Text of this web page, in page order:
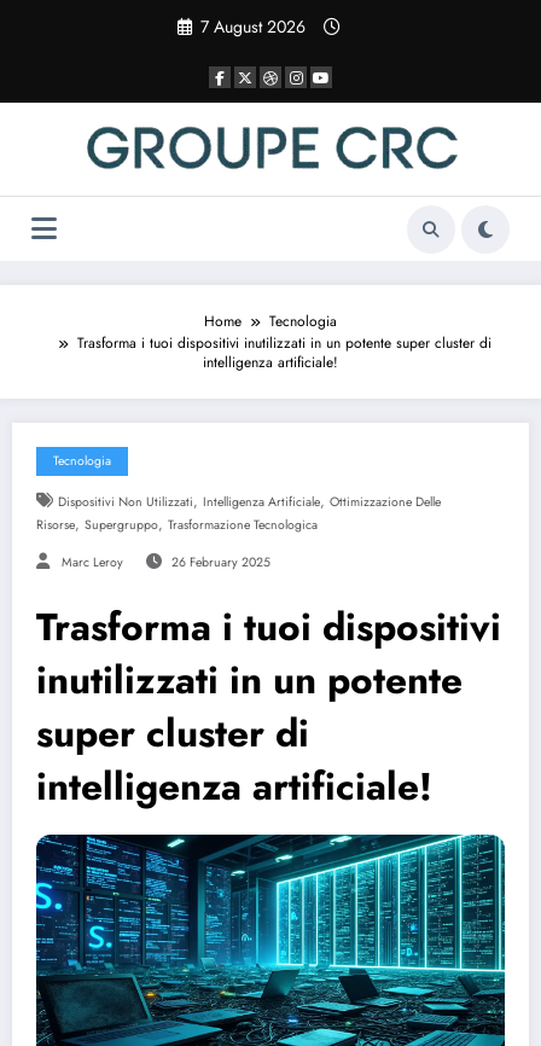
7 August 2026
Home
Tecnologia
Trasforma i tuoi dispositivi inutilizzati in un potente super cluster di
intelligenza artificiale!
Tecnologia
Dispositivi Non Utilizzati, Intelligenza Artificiale, Ottimizzazione Delle
Risorse, Supergruppo, Trasformazione Tecnologica
Marc Leroy 26 February 2025
Trasforma i tuoi dispositivi
inutilizzati in un potente
super cluster di
intelligenza artificiale!